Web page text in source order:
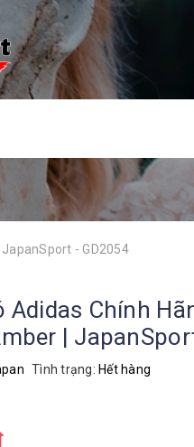
- GD2054
Adidas Chính
|
Tình trạng: Hết hàng